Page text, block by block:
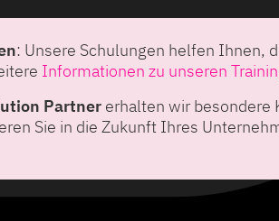
: Unsere Schulungen helfen Ihnen,
Informationen zu unseren
Partner erhalten wir besondere
Sie in die Zukunft Ihres